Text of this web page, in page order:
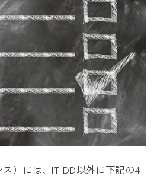
）には、IT DD以外に下記の4